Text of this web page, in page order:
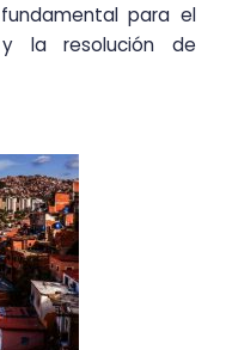
para el
la resolución de